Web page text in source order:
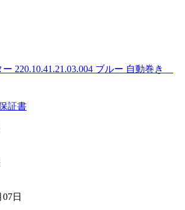
220.10.41.21.03.004 ブルー 自動巻き
証書
日